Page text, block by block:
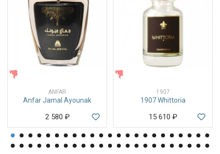
ANFAR
Anfar Jamal Ayounak
2 580 ₽
1907
1907 Whittoria
15 610 ₽